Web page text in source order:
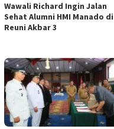
Wawali Richard Ingin Jalan
Sehat Alumni HMI Manado di
Reuni Akbar 3